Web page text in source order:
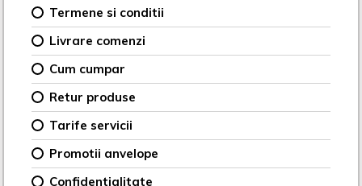
Termene si conditii
Livrare comenzi
Cum cumpar
Retur produse
Tarife servicii
Promotii anvelope
Confidentialitate